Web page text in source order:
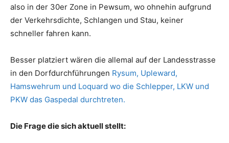
also in der 30er Zone in Pewsum, wo ohnehin aufgrund
der Verkehrsdichte, Schlangen und Stau, keiner
schneller fahren kann.
Besser platziert wären die allemal auf der Landesstrasse
in den Dorfdurchführungen Rysum, Upleward,
Hamswehrum und Loquard wo die Schlepper, LKW und
PKW das Gaspedal durchtreten.
Die Frage die sich aktuell stellt: